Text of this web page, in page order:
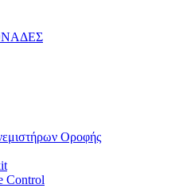
Οροφής
Control